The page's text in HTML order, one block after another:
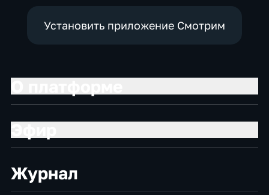
Установить приложение Смотрим
Журнал